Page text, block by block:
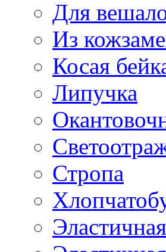
Для
Из
Косая
Липучка
Стропа